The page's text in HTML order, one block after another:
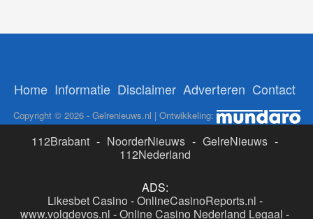
Home Informatie Disclaimer Adverteren Contact
Copyright © 2026 - Gelrenieuws.nl | Ontwikkeling:
112Brabant - NoorderNieuws - GelreNieuws -
112Nederland
ADS:
Likesbet Casino -OnlineCasinoReports.nl -
www.volgdevos.nl -Online Casino Nederland Legaal -